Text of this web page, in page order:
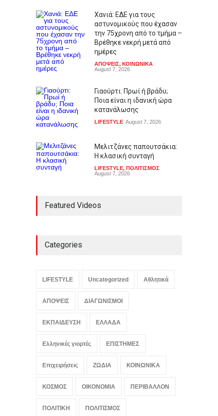
Χανιά: ΕΔΕ για τους
αστυνομικούς που έχασαν
την 75χρονη από το τμήμα –
Βρέθηκε νεκρή μετά από
ημέρες
ΑΠΟΨΕΙΣ, ΚΟΙΝΩΝΙΚΑ
August 7, 2026
Γιαούρτι: Πρωί ή βράδυ;
Ποια είναι η ιδανική ώρα
κατανάλωσης
LIFESTYLE August 7, 2026
Μελιτζάνες παπουτσάκια:
Η κλασική συνταγή
LIFESTYLE, ΠΟΛΙΤΙΣΜΟΣ
August 7, 2026
Featured Videos
Categories
LIFESTYLE Uncategorized Αθλητικά
ΑΠΟΨΕΙΣ ΔΙΑΓΩΝΙΣΜΟΙ
ΕΚΠΑΙΔΕΥΣΗ ΕΛΛΑΔΑ
Ελληνικές γιορτές ΕΠΙΣΤΗΜΕΣ
Επιχειρήσεις ΖΩΔΙΑ ΚΟΙΝΩΝΙΚΑ
ΚΟΣΜΟΣ ΟΙΚΟΝΟΜΙΑ ΠΕΡΙΒΑΛΛΟΝ
ΠΟΛΙΤΙΚΗ ΠΟΛΙΤΙΣΜΟΣ